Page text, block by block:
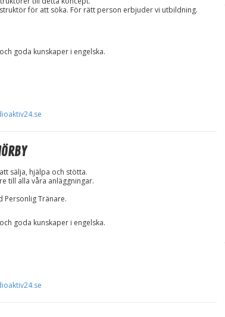
för att söka. För rätt person erbjuder vi utbildning.
goda kunskaper i engelska.
sälja, hjälpa och stötta.
till alla våra anläggningar.
Personlig Tränare.
goda kunskaper i engelska.